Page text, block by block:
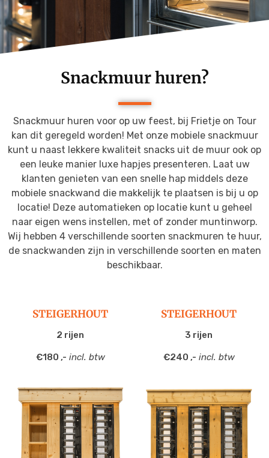
Menu Budget Plus
Menu VIP
Grill Wagen
Snackfiets
Frietkraam op locatie
Snackmuur huren?
Snackmuur huren voor op uw feest, bij Frietje on Tour
kan dit geregeld worden! Met onze mobiele snackmuur
kunt u naast lekkere kwaliteit snacks uit de muur ook op
een leuke manier luxe hapjes presenteren. Laat uw
klanten genieten van een snelle hap middels deze
mobiele snackwand die makkelijk te plaatsen is bij u op
locatie! Deze automatieken op locatie kunt u geheel
naar eigen wens instellen, met of zonder muntinworp.
Wij hebben 4 verschillende soorten snackmuren te huur,
de snackwanden zijn in verschillende soorten en maten
beschikbaar.
STEIGERHOUT
2 rijen
€180 ,- incl. btw
STEIGERHOUT
3 rijen
€240 ,- incl. btw